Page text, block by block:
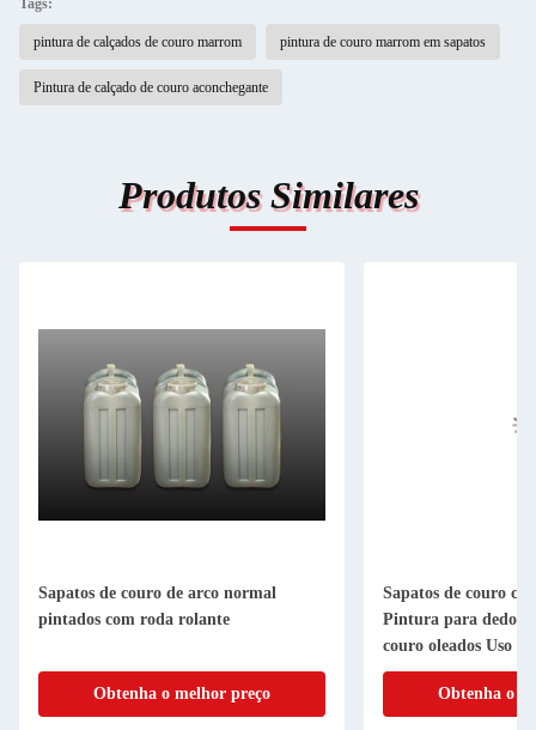
Tags:
pintura de calçados de couro marrom pintura de couro marrom em sapatos
Pintura de calçado de couro aconchegante
Produtos Similares
Sapatos de couro de arco normal
pintados com roda rolante
Obtenha o melhor preço
Sapatos de couro
Pintura para dedo
couro oleados Uso
Obtenha o